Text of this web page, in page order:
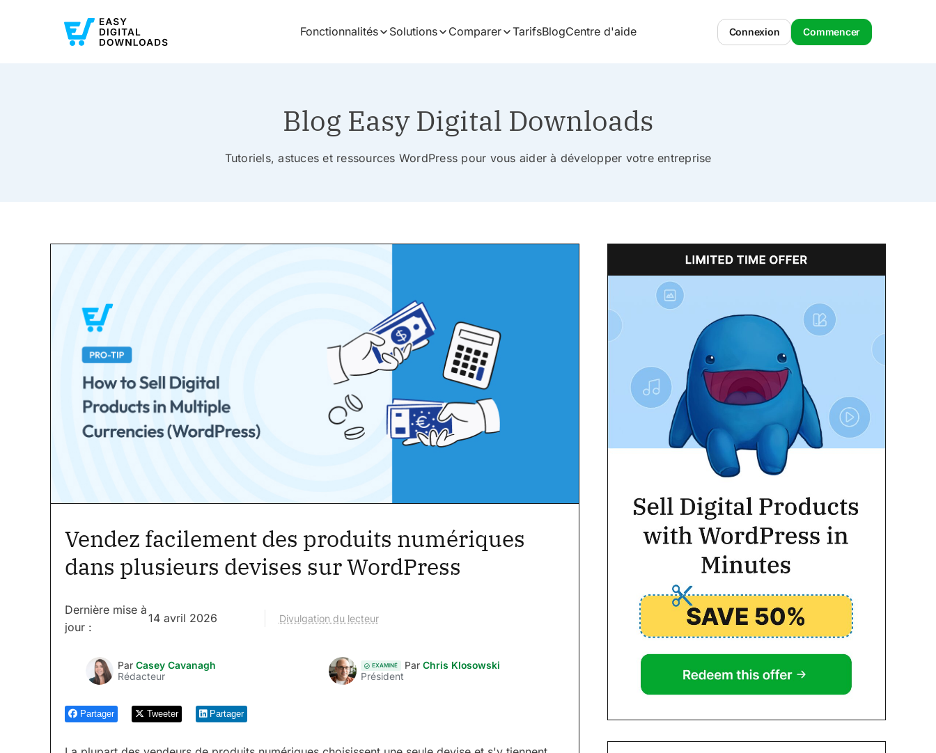
Fonctionnalités Solutions Comparer TarifsBlogCentre d'aide Connexion Commencer
Blog Easy Digital Downloads
Tutoriels, astuces et ressources WordPress pour vous aider à développer votre entreprise
Vendez facilement des produits numériques
dans plusieurs devises sur WordPress
Dernière mise à
jour :
14 avril 2026 Divulgation du lecteur
Par Casey Cavanagh
Rédacteur
EXAMINÉ Par Chris Klosowski
Président
Partager Tweeter Partager